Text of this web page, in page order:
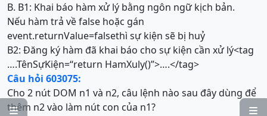


B. B1: Khai báo hàm xử lý bằng ngôn ngữ kịch bản.
Nếu hàm trả về false hoặc gán
event.returnValue=falsethì sự kiện sẽ bị huỷ
B2: Đăng ký hàm đã khai báo cho sự kiện cần xử lý<tag
….TênSựKiện=“return HamXuly()”>….</tag>
Câu hỏi 603075:
Cho 2 nút DOM n1 và n2, câu lệnh nào sau đây dùng để
thêm n2 vào làm nút con của n1?